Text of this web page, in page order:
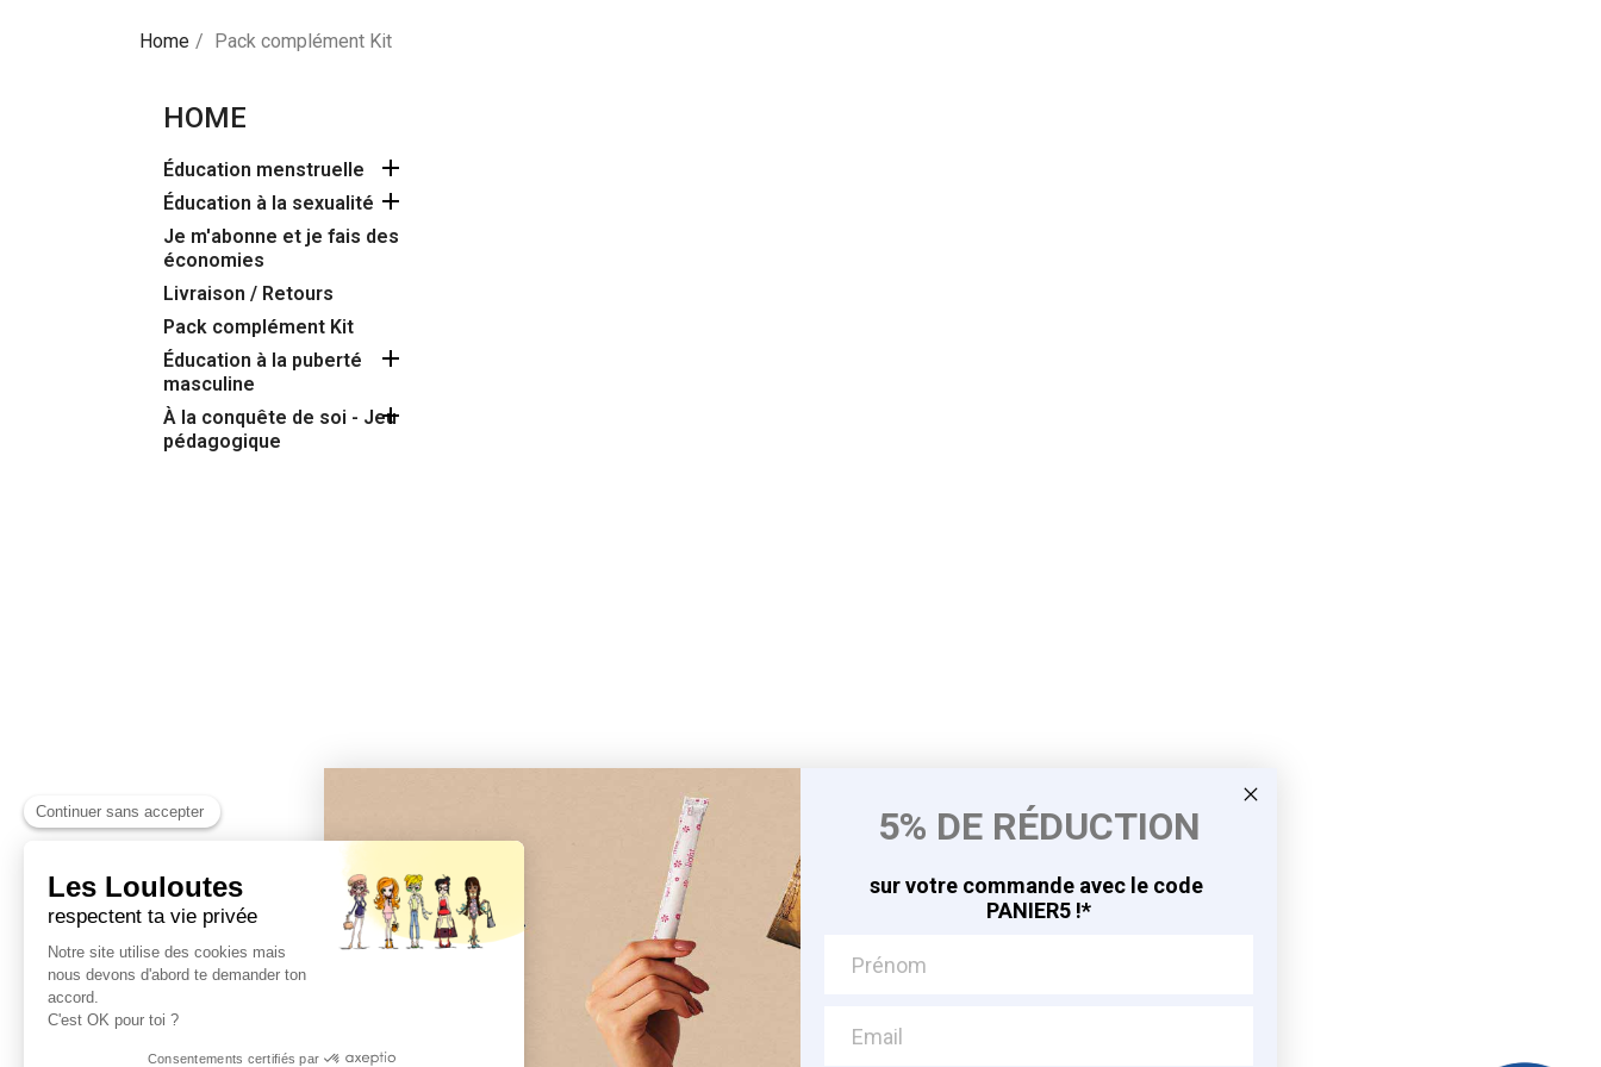
Home Pack complément Kit
HOME
Éducation menstruelle 
Éducation à la sexualité 
Je m'abonne et je fais des
économies
Livraison / Retours
Pack complément Kit
Éducation à la puberté
masculine

À la conquête de soi - Jeu
pédagogique

5% DE RÉDUCTION
sur votre commande avec le code
PANIER5 !*